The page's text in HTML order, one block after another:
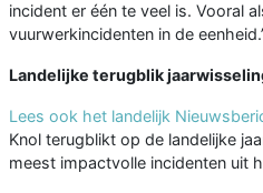
incident er één te veel is. Vooral
vuurwerkincidenten in de eenheid.’
Landelijke terugblik
Lees ook het landelijk
Knol terugblikt op de landelijke
meest impactvolle incidenten uit